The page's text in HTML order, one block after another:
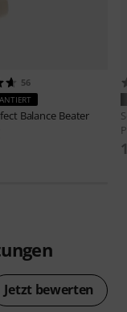
56
Balance Beater
Jetzt bewerten